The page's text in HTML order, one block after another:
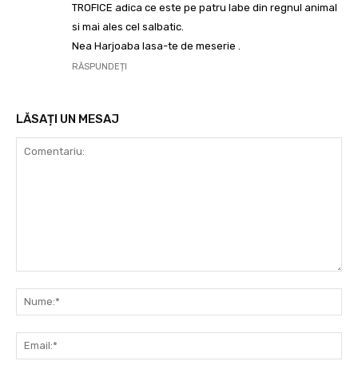
TROFICE adica ce este pe patru labe din regnul animal
si mai ales cel salbatic.
Nea Harjoaba lasa-te de meserie .
RĂSPUNDEȚI
LĂSAȚI UN MESAJ